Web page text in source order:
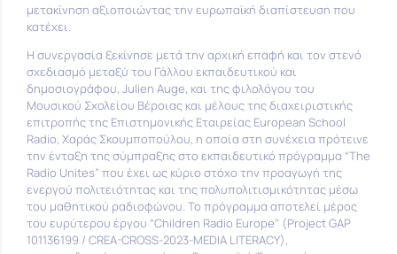
μετακίνηση αξιοποιώντας την ευρωπαϊκή διαπίστευση που
κατέχει.
Η συνεργασία ξεκίνησε μετά την αρχική επαφή και τον στενό
σχεδιασμό μεταξύ του Γάλλου εκπαιδευτικού και
δημοσιογράφου, Julien Auge, και της φιλολόγου του
Μουσικού Σχολείου Βέροιας και μέλους της διαχειριστικής
επιτροπής της Επιστημονικής Εταιρείας European School
Radio, Χαράς Σκουμποπούλου, η οποία στη συνέχεια πρότεινε
την ένταξη της σύμπραξης στο εκπαιδευτικό πρόγραμμα “The
Radio Unites” που έχει ως κύριο στόχο την προαγωγή της
ενεργού πολιτειότητας και της πολυπολιτισμικότητας μέσω
του μαθητικού ραδιοφώνου. Το πρόγραμμα αποτελεί μέρος
του ευρύτερου έργου “Children Radio Europe” (Project GAP
101136199 / CREA-CROSS-2023-MEDIA LITERACY),